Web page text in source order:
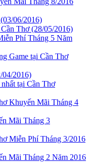
(03/06/2016)
Thơ(28/05/2016)
Phí Tháng 5 Năm
Game tại Cần Thơ
04/2016)
tại Cần Thơ
Khuyến Mãi Tháng 4
Mãi Tháng 3
Miễn Phí Tháng 3/2016
Mãi Tháng 2 Năm 2016